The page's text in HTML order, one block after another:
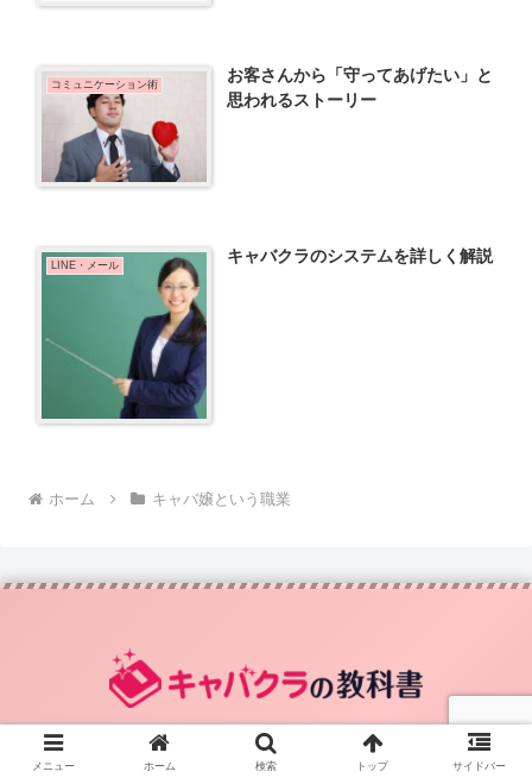
コミュニケーション術
お客さんから「守ってあげたい」と
思われるストーリー
LINE・メール キャバクラのシステムを詳しく解説
ホーム キャバ嬢という職業
激安ドレス通販
メニュー ホーム 検索 トップ サイドバー